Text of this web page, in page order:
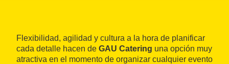
Flexibilidad, agilidad y cultura a la hora de planificar
cada detalle hacen de GAU Catering una opción muy
atractiva en el momento de organizar cualquier evento